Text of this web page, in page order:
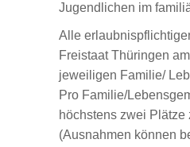
Jugendlichen im
Alle
Freistaat Thüringen
jeweiligen Familie/
Pro Familie/
höchstens zwei Plätze
(Ausnahmen können